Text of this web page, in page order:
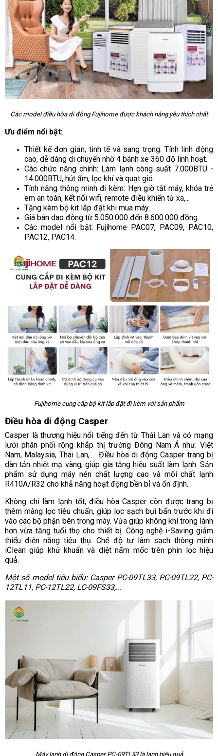
Các model điều hòa di động Fujihome được khách hàng yêu thích nhất
Ưu điểm nổi bật:
Thiết kế đơn giản, tinh tế và sang trọng. Tính linh động
cao, dễ dàng di chuyển nhờ 4 bánh xe 360 độ linh hoạt.
Các chức năng chính: Làm lạnh công suất 7.000BTU -
14.000BTU, hút ẩm, lọc khí và quạt gió.
Tính năng thông minh đi kèm: Hẹn giờ tắt máy, khóa trẻ
em an toàn, kết nối wifi, remote điều khiển từ xa,...
Tặng kèm bộ kit lắp đặt khi mua máy.
Giá bán dao động từ 5.050.000 đến 8.600.000 đồng.
Các model nổi bật: Fujihome PAC07, PAC09, PAC10,
PAC12, PAC14.
Fujihome cung cấp bộ kit lắp đặt đi kèm với sản phẩm
Điều hòa di động Casper
Casper là thương hiệu nổi tiếng đến từ Thái Lan và có mạng
lưới phân phối rộng khắp thị trường Đông Nam Á như: Việt
Nam, Malaysia, Thái Lan,... Điều hòa di động Casper trang bị
dàn tản nhiệt mạ vàng, giúp gia tăng hiệu suất làm lạnh. Sản
phẩm sử dụng máy nén chất lượng cao và môi chất lạnh
R410A/R32 cho khả năng hoạt động bền bỉ và ổn định.
Không chỉ làm lạnh tốt, điều hòa Casper còn được trang bị
thêm màng lọc tiêu chuẩn, giúp lọc sạch bụi bẩn trước khi đi
vào các bộ phận bên trong máy. Vừa giúp không khí trong lành
hơn vừa tăng tuổi thọ cho thiết bị. Công nghệ i-Saving giảm
thiểu điện năng tiêu thụ. Chế độ tự làm sạch thông minh
iClean giúp khử khuẩn và diệt nấm mốc trên phin lọc hiệu
quả.
Một số model tiêu biểu: Casper PC-09TL33, PC-09TL22, PC-
12TL11, PC-12TL22, LC-09FS33,...
Máy lạnh di động Casper PC-09TL33 là lạnh hiệu quả